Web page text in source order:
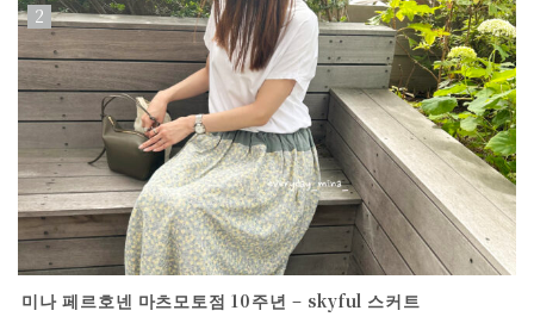
미나 페르호넨 마츠모토점 10주년 – skyful 스커트